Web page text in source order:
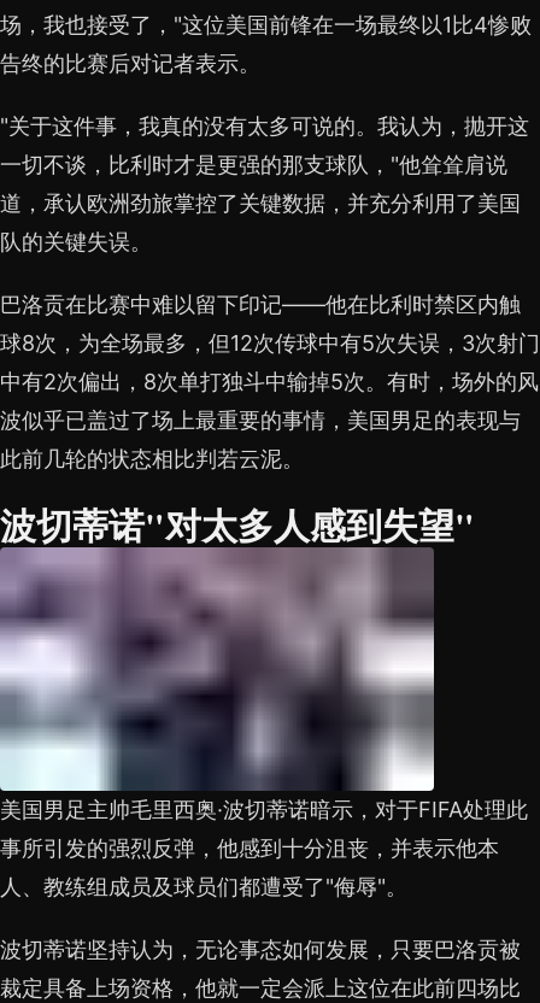
场，我也接受了，"这位美国前锋在一场最终以1比4惨败
告终的比赛后对记者表示。
"关于这件事，我真的没有太多可说的。我认为，抛开这
一切不谈，比利时才是更强的那支球队，"他耸耸肩说
道，承认欧洲劲旅掌控了关键数据，并充分利用了美国
队的关键失误。
巴洛贡在比赛中难以留下印记——他在比利时禁区内触
球8次，为全场最多，但12次传球中有5次失误，3次射门
中有2次偏出，8次单打独斗中输掉5次。有时，场外的风
波似乎已盖过了场上最重要的事情，美国男足的表现与
此前几轮的状态相比判若云泥。
波切蒂诺"对太多人感到失望"
美国男足主帅毛里西奥·波切蒂诺暗示，对于FIFA处理此
事所引发的强烈反弹，他感到十分沮丧，并表示他本
人、教练组成员及球员们都遭受了"侮辱"。
波切蒂诺坚持认为，无论事态如何发展，只要巴洛贡被
裁定具备上场资格，他就一定会派上这位在此前四场比